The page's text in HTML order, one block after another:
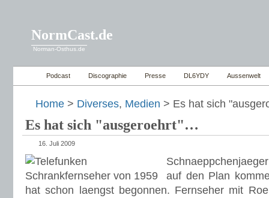
NormCast.de
Norman-Osthus.de
Podcast Discographie Presse DL6YDY Aussenwelt
Home > Diverses, Medien > Es hat sich
Es hat sich "ausgeroehrt"…
16. Juli 2009
auf den Plan
hat schon laengst begonnen. Fernseher mit